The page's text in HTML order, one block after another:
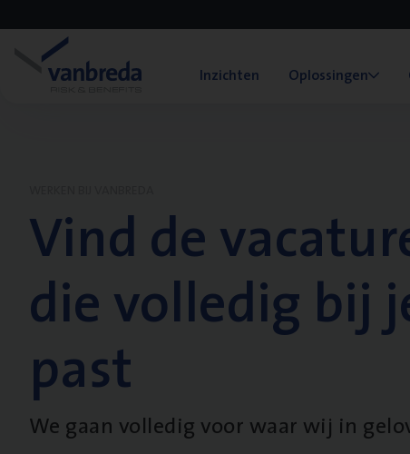
Inzichten Oplossingen
Vind de
die volledig bij
past
We gaan volledig voor waar wij in